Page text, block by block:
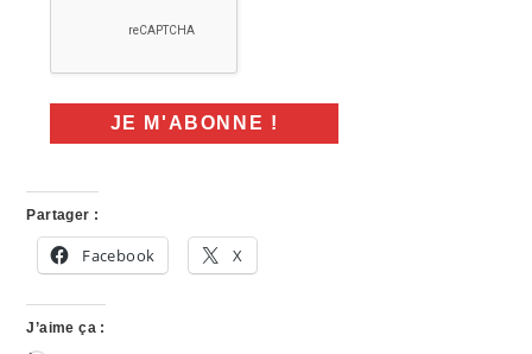
Partager :
Facebook X
J’aime ça :